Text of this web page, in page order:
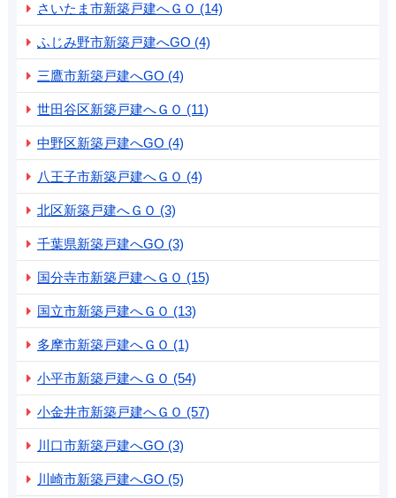
さいたま市新築戸建へＧＯ (14)
ふじみ野市新築戸建へGO (4)
三鷹市新築戸建へGO (4)
世田谷区新築戸建へＧＯ (11)
中野区新築戸建へGO (4)
八王子市新築戸建へＧＯ (4)
北区新築戸建へＧＯ (3)
千葉県新築戸建へGO (3)
国分寺市新築戸建へＧＯ (15)
国立市新築戸建へＧＯ (13)
多摩市新築戸建へＧＯ (1)
小平市新築戸建へＧＯ (54)
小金井市新築戸建へＧＯ (57)
川口市新築戸建へGO (3)
川崎市新築戸建へGO (5)